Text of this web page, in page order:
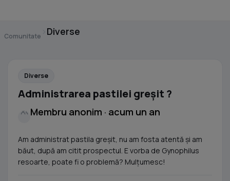
Comunitate Diverse
Diverse
Administrarea pastilei greșit ?
Membru anonim · acum un an
Am administrat pastila greșit, nu am fosta atentă și am
băut, după am citit prospectul. E vorba de Gynophilus
resoarte, poate fi o problemă? Mulțumesc!